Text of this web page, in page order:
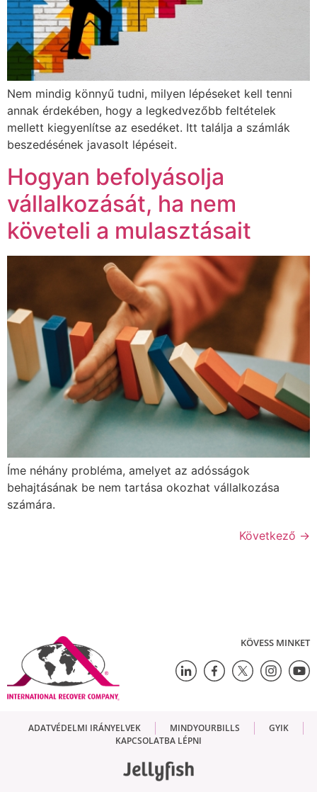
Nem mindig könnyű tudni, milyen lépéseket kell tenni
annak érdekében, hogy a legkedvezőbb feltételek
mellett kiegyenlítse az esedéket. Itt találja a számlák
beszedésének javasolt lépéseit.
Hogyan befolyásolja
vállalkozását, ha nem
követeli a mulasztásait
Íme néhány probléma, amelyet az adósságok
behajtásának be nem tartása okozhat vállalkozása
számára.
Következő →
KÖVESS MINKET
ADATVÉDELMI IRÁNYELVEK MINDYOURBILLS
GYIK
KAPCSOLATBA LÉPNI